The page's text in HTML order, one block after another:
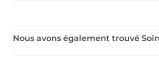
Nous avons également trouvé